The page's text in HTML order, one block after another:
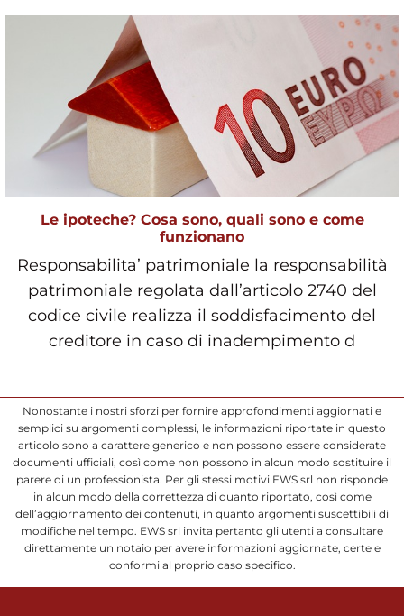
Le ipoteche? Cosa sono, quali sono e come
funzionano
Responsabilita’ patrimoniale la responsabilità
patrimoniale regolata dall’articolo 2740 del
codice civile realizza il soddisfacimento del
creditore in caso di inadempimento d
Nonostante i nostri sforzi per fornire approfondimenti aggiornati e
semplici su argomenti complessi, le informazioni riportate in questo
articolo sono a carattere generico e non possono essere considerate
documenti ufficiali, così come non possono in alcun modo sostituire il
parere di un professionista. Per gli stessi motivi EWS srl non risponde
in alcun modo della correttezza di quanto riportato, così come
dell’aggiornamento dei contenuti, in quanto argomenti suscettibili di
modifiche nel tempo. EWS srl invita pertanto gli utenti a consultare
direttamente un notaio per avere informazioni aggiornate, certe e
conformi al proprio caso specifico.